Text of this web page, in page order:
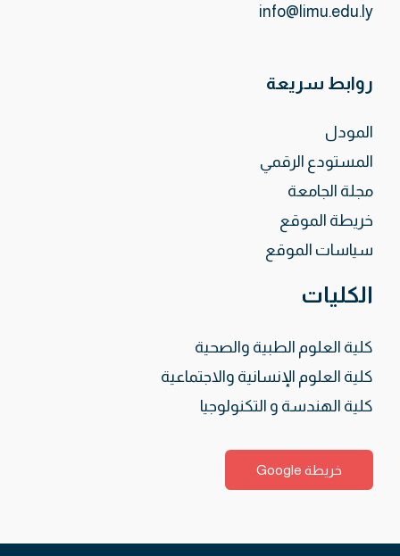
info@limu.edu.ly
روابط سريعة
المودل
المستودع الرقمي
مجلة الجامعة
خريطة الموقع
سياسات الموقع
الكليات
كلية العلوم الطبية والصحية
كلية العلوم الإنسانية والاجتماعية
كلية الهندسة و التكنولوجيا
خريطة Google